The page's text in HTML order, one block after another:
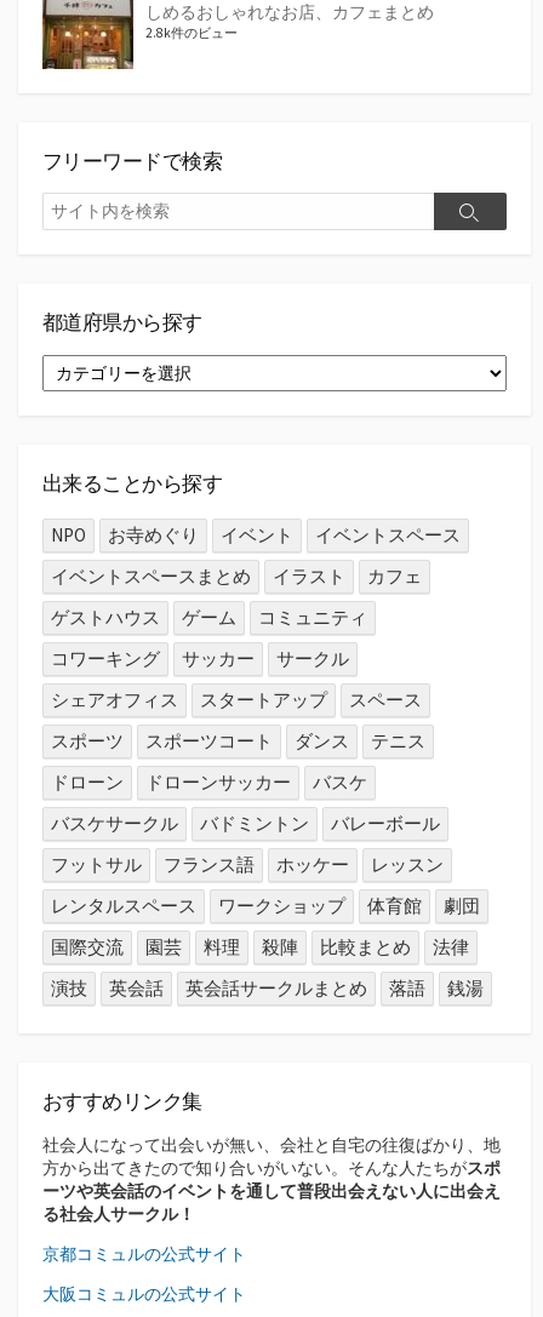
しめるおしゃれなお店、カフェまとめ
2.8k件のビュー
フリーワードで検索
検
索
検
都道府県から探す
道
ら
す
出来ることから探す
NPO お寺めぐり イベント
イベントスペース
イベントスペースまとめ
イラスト
カフェ
ゲストハウス
ゲーム
コミュニティ
コワーキング
サッカー
サークル
シェアオフィス
スタートアップ
スペース
スポーツ
スポーツコート ダンス
テニス
ドローン
ドローンサッカー
バスケ
バスケサークル
バドミントン
バレーボール
フットサル
フランス語 ホッケー
レッスン
レンタルスペース
ワークショップ 体育館
劇団
国際交流
園芸 料理 殺陣 比較まとめ
法律
演技
英会話 英会話サークルまとめ 落語 銭湯
おすすめリンク集
社会人になって出会いが無い、会社と自宅の往復ばかり、地
方から出てきたので知り合いがいない。そんな人たちがスポ
ーツや英会話のイベントを通して普段出会えない人に出会え
る社会人サークル！
京都コミュルの公式サイト
大阪コミュルの公式サイト